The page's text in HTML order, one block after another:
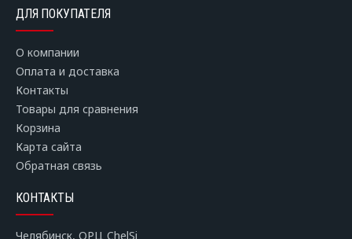
ДЛЯ ПОКУПАТЕЛЯ
О компании
Оплата и доставка
Контакты
Товары для сравнения
Корзина
Карта сайта
Обратная связь
КОНТАКТЫ
Челябинск, ОРЦ ChelSi